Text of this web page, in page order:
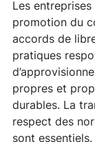
Les
promotion du
accords de
pratiques
propres et
durables. La
respect des
sont